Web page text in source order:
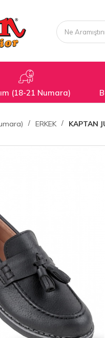
(18-21 Numara)
ERKEK KAPTAN